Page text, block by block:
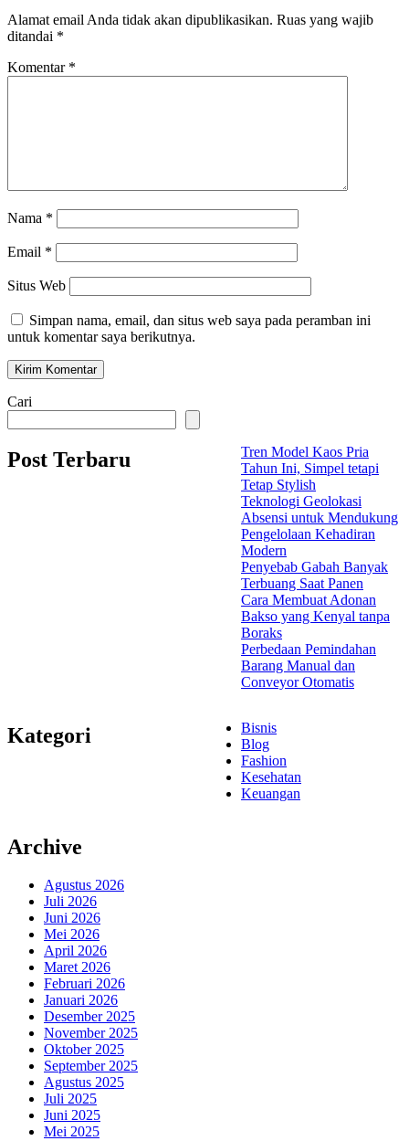
Alamat email Anda tidak akan dipublikasikan. Ruas yang wajib
ditandai *
Komentar *
Nama *
Email *
Situs Web
Simpan nama, email, dan situs web saya pada peramban ini
untuk komentar saya berikutnya.
Cari
Post Terbaru
Tren Model Kaos Pria
Tahun Ini, Simpel tetapi
Tetap Stylish
Teknologi Geolokasi
Absensi untuk Mendukung
Pengelolaan Kehadiran
Modern
Penyebab Gabah Banyak
Terbuang Saat Panen
Cara Membuat Adonan
Bakso yang Kenyal tanpa
Boraks
Perbedaan Pemindahan
Barang Manual dan
Conveyor Otomatis
Kategori
Bisnis
Blog
Fashion
Kesehatan
Keuangan
Archive
Agustus 2026
Juli 2026
Juni 2026
Mei 2026
April 2026
Maret 2026
Februari 2026
Januari 2026
Desember 2025
November 2025
Oktober 2025
September 2025
Agustus 2025
Juli 2025
Juni 2025
Mei 2025